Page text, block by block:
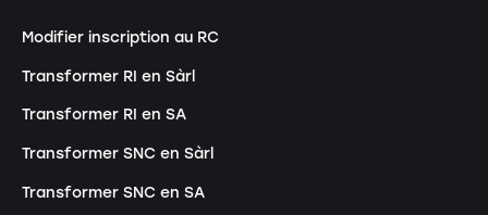
Modifier inscription au RC
Transformer RI en Sàrl
Transformer RI en SA
Transformer SNC en Sàrl
Transformer SNC en SA